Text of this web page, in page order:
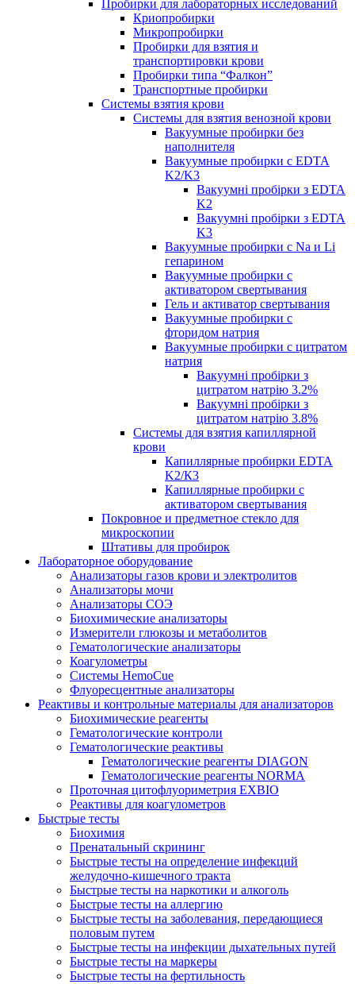
Пробирки для лабораторных исследований
Криопробирки
Микропробирки
Пробирки для взятия и
транспортировки крови
Пробирки типа “Фалкон”
Транспортные пробирки
Системы взятия крови
Системы для взятия венозной крови
Вакуумные пробирки без
наполнителя
Вакуумные пробирки с EDTA
K2/K3
Вакуумні пробірки з EDTA
K2
Вакуумні пробірки з EDTA
K3
Вакуумные пробирки с Na и Li
гепарином
Вакуумные пробирки с
активатором свертывания
Гель и активатор свертывания
Вакуумные пробирки с
фторидом натрия
Вакуумные пробирки с цитратом
натрия
Вакуумні пробірки з
цитратом натрію 3.2%
Вакуумні пробірки з
цитратом натрію 3.8%
Системы для взятия капиллярной
крови
Капиллярные пробирки EDTA
K2/К3
Капиллярные пробирки с
активатором свертывания
Покровное и предметное стекло для
микроскопии
Штативы для пробирок
Лабораторное оборудование
Анализаторы газов крови и электролитов
Анализаторы мочи
Анализаторы СОЭ
Биохимические анализаторы
Измерители глюкозы и метаболитов
Гематологические анализаторы
Коагулометры
Системы HemoCue
Флуоресцентные анализаторы
Реактивы и контрольные материалы для анализаторов
Биохимические реагенты
Гематологические контроли
Гематологические реактивы
Гематологические реагенты DIAGON
Гематологические реагенты NORMA
Проточная цитофлуориметрия EXBIO
Реактивы для коагулометров
Быстрые тесты
Биохимия
Пренатальный скрининг
Быстрые тесты на определение инфекций
желудочно-кишечного тракта
Быстрые тесты на наркотики и алкоголь
Быстрые тесты на аллергию
Быстрые тесты на заболевания, передающиеся
половым путем
Быстрые тесты на инфекции дыхательных путей
Быстрые тесты на маркеры
Быстрые тесты на фертильность